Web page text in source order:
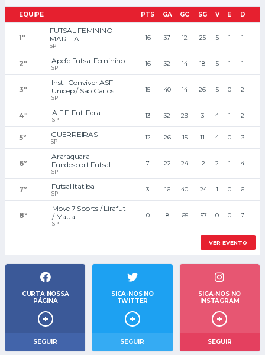
EQUIPE PTS GA GC SG V E D
1º
FUTSAL FEMININO
MARILIA
SP
16 37 12 25 5 1 1
2º Apefe Futsal Feminino
SP
16 32 14 18 5 1 1
3º
Inst.  Conviver ASF
Unicep / São Carlos
SP
15 40 14 26 5 0 2
4º A.F.F. Fut-Fera
SP
13 32 29 3 4 1 2
5º GUERREIRAS
SP
12 26 15 11 4 0 3
6º
Araraquara
Fundesport Futsal
SP
7 22 24 -2 2 1 4
7º Futsal Itatiba
SP
3 16 40 -24 1 0 6
8º
Move 7 Sports / Lirafut
/ Maua
SP
0 8 65 -57 0 0 7
VER EVENTO
CURTA NOSSA
PÁGINA
SEGUIR
SIGA-NOS NO
TWITTER
SEGUIR
SIGA-NOS NO
INSTAGRAM
SEGUIR